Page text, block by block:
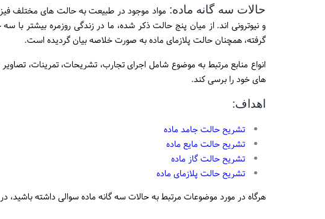
حالات سه گانه ماده: مواد موجود در طبیعت به حالت های مختلف
و نیوترونی اند. از میان پنج حالت ذکر شده، ما در زندگی روزمره بیشتر با
گرفته، همچنان حالت پلازمای ماده به صورت خلاصه بیان گردیده است.
انواع منابع مرتبط به موضوع شامل اجرای تجارب، تشریحات، تمرینات،
های خود را برسی کند.
اهداف:
تشریح حالت جامد ماده
تشریح حالت مایع ماده
تشریح حالت گاز ماده
تشریح حالت پلازمای ماده
هرگاه در مورد موضوعات مرتبط به حالات سه گانه ماده سوالی داشته باشید،